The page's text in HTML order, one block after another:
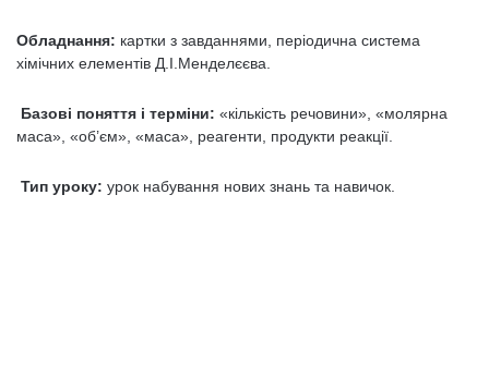
Обладнання: картки з завданнями, періодична система
хімічних елементів Д.І.Менделєєва.
Базові поняття і терміни: «кількість речовини», «молярна
маса», «об’єм», «маса», реагенти, продукти реакції.
Тип уроку: урок набування нових знань та навичок.